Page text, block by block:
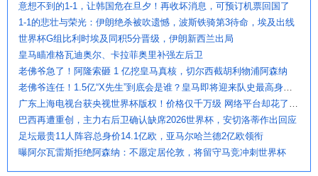
意想不到的1-1，让韩国危在旦夕！再收坏消息，可预订机票回国了
1-1的悲壮与荣光：伊朗绝杀被吹遗憾，波斯铁骑第3待命，埃及出线
世界杯G组比利时埃及同积5分晋级，伊朗新西兰出局
皇马瞄准格瓦迪奥尔、卡拉菲奥里补强左后卫
老佛爷急了！阿隆索砸 1 亿挖皇马真核，切尔西截胡利物浦阿森纳
老佛爷连任！1.5亿“X先生”到底会是谁？皇马即将迎来队史最高身价球
广东上海电视台获央视世界杯版权！价格仅千万级 网络平台却花了16亿
巴西再遭重创，主力右后卫确认缺席2026世界杯，安切洛蒂作出回应
足坛最贵11人阵容总身价14.1亿欧，亚马尔哈兰德2亿欧领衔
曝阿尔瓦雷斯拒绝阿森纳：不愿定居伦敦，将留守马竞冲刺世界杯